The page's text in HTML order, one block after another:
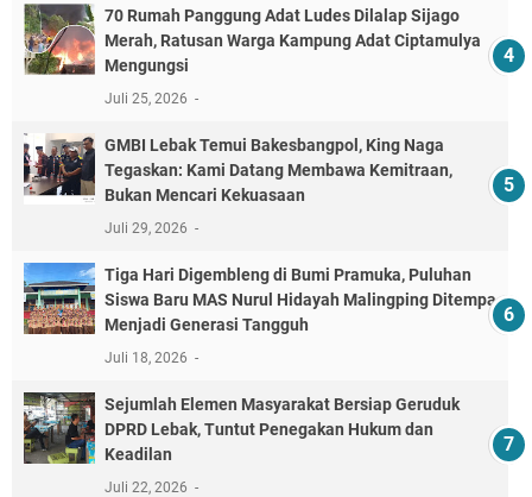
70 Rumah Panggung Adat Ludes Dilalap Sijago
Merah, Ratusan Warga Kampung Adat Ciptamulya
Mengungsi
Juli 25, 2026
GMBI Lebak Temui Bakesbangpol, King Naga
Tegaskan: Kami Datang Membawa Kemitraan,
Bukan Mencari Kekuasaan
Juli 29, 2026
Tiga Hari Digembleng di Bumi Pramuka, Puluhan
Siswa Baru MAS Nurul Hidayah Malingping Ditempa
Menjadi Generasi Tangguh
Juli 18, 2026
Sejumlah Elemen Masyarakat Bersiap Geruduk
DPRD Lebak, Tuntut Penegakan Hukum dan
Keadilan
Juli 22, 2026